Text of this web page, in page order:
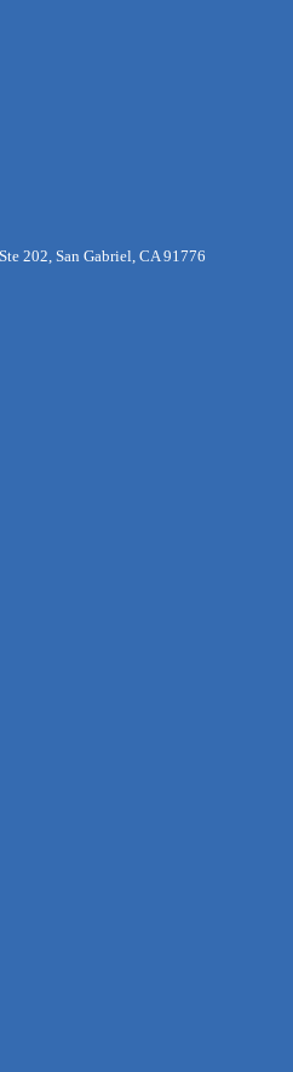
202, San Gabriel, CA 91776